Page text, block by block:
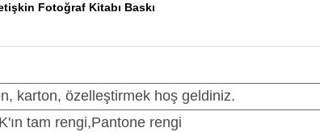
Fotoğraf Kitabı Baskı
karton, özelleştirmek hoş geldiniz.
tam rengi,Pantone rengi